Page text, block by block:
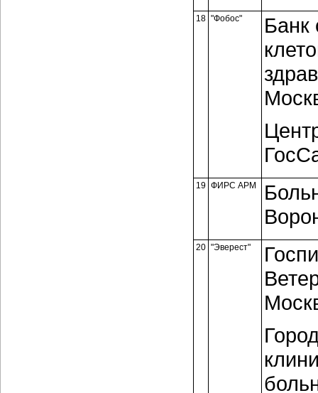
18 "Фобос"
Банк
19 ФИРС АРМ
20 "Эверест"